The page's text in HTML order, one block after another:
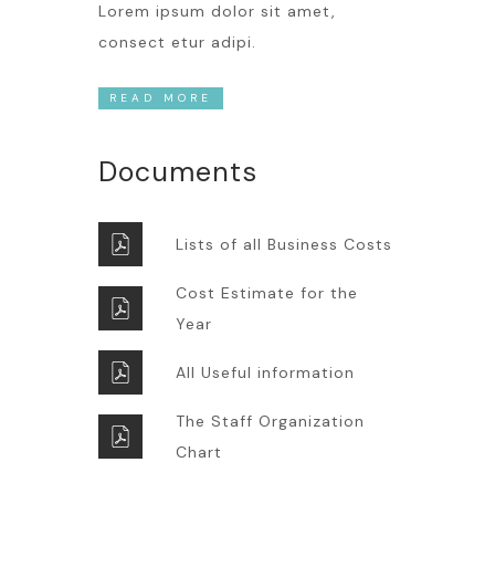
Lorem ipsum dolor sit amet,
consect etur adipi.
READ MORE
Documents
Lists of all Business Costs
Cost Estimate for the
Year
All Useful information
The Staff Organization
Chart